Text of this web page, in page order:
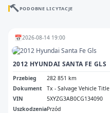
PODOBNE LICYTACJE
📅2026-08-14 19:00
2012 HYUNDAI SANTA FE GLS
Przebieg
282 851 km
Dokument
Tx - Salvage Vehicle Title
VIN
5XYZG3AB0CG134090
UszkodzeniaPrzód